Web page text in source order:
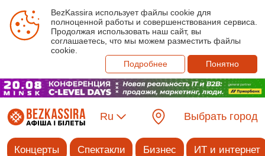
BezKassira использует файлы cookie для
полноценной работы и совершенствования сервиса.
Продолжая использовать наш сайт, вы
соглашаетесь, что мы можем разместить файлы
cookie.
Подробнее
Понятно
Ru Выбрать город
Концерты Спектакли Бизнес ИТ и интернет